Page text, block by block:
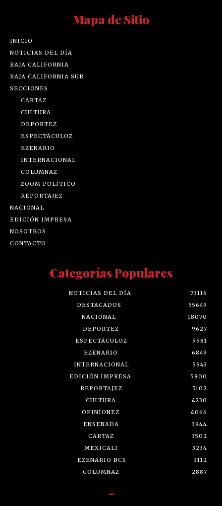
Mapa de Sitio
INICIO
NOTICIAS DEL DÍA
BAJA CALIFORNIA
BAJA CALIFORNIA SUR
SECCIONES
CARTAZ
CULTURA
DEPORTEZ
ESPECTÁCULOZ
EZENARIO
INTERNACIONAL
COLUMNAZ
ZOOM POLÍTICO
REPORTAJEZ
NACIONAL
EDICIÓN IMPRESA
NOSOTROS
CONTACTO
Categorías Populares
NOTICIAS DEL DÍA
73116
DESTACADOS
55649
NACIONAL
18070
DEPORTEZ
9627
ESPECTÁCULOZ
9581
EZENARIO
6849
INTERNACIONAL
5943
EDICIÓN IMPRESA
5800
REPORTAJEZ
5102
CULTURA
4230
OPINIONEZ
4066
ENSENADA
3944
CARTAZ
3502
MEXICALI
3234
EZENARIO BCS
3112
COLUMNAZ
2887
-